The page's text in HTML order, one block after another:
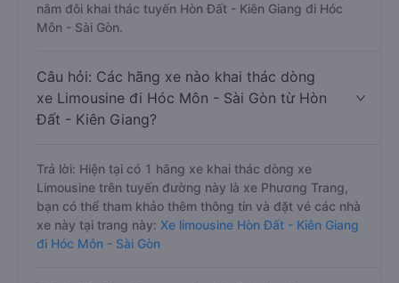
nằm đôi khai thác tuyến Hòn Đất - Kiên Giang đi Hóc
Môn - Sài Gòn.
Câu hỏi: Các hãng xe nào khai thác dòng
xe Limousine đi Hóc Môn - Sài Gòn từ Hòn
Đất - Kiên Giang?
Trả lời: Hiện tại có 1 hãng xe khai thác dòng xe
Limousine trên tuyến đường này là xe Phương Trang,
bạn có thể tham khảo thêm thông tin và đặt vé các nhà
xe này tại trang này: Xe limousine Hòn Đất - Kiên Giang
đi Hóc Môn - Sài Gòn